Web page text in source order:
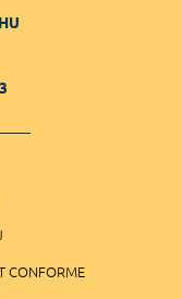
CONFORME